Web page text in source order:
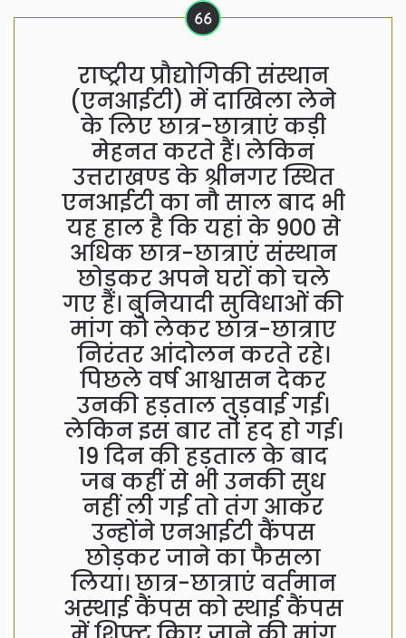
राष्ट्रीय प्रौद्योगिकी संस्थान
(एनआईटी) में दाखिला लेने
के लिए छात्र-छात्राएं कड़ी
मेहनत करते हैं। लेकिन
उत्तराखण्ड के श्रीनगर स्थित
एनआईटी का नौ साल बाद भी
यह हाल है कि यहां के 900 से
अधिक छात्र-छात्राएं संस्थान
छोड़कर अपने घरों को चले
गए हैं। बुनियादी सुविधाओं की
मांग को लेकर छात्र-छात्राए
निरंतर आंदोलन करते रहे।
पिछले वर्ष आश्वासन देकर
उनकी हड़ताल तुड़वाई गई।
लेकिन इस बार तो हद हो गई।
19 दिन की हड़ताल के बाद
जब कहीं से भी उनकी सुध
नहीं ली गई तो तंग आकर
उन्होंने एनआईटी कैंपस
छोड़कर जाने का फैसला
लिया। छात्र-छात्राएं वर्तमान
अस्थाई कैंपस को स्थाई कैंपस